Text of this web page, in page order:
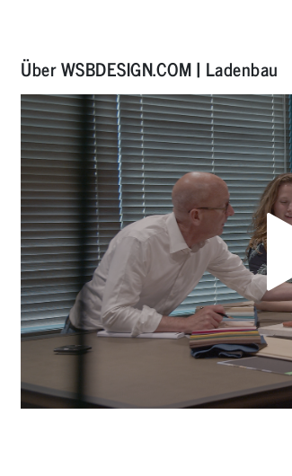
Über WSBDESIGN.COM | Ladenbau